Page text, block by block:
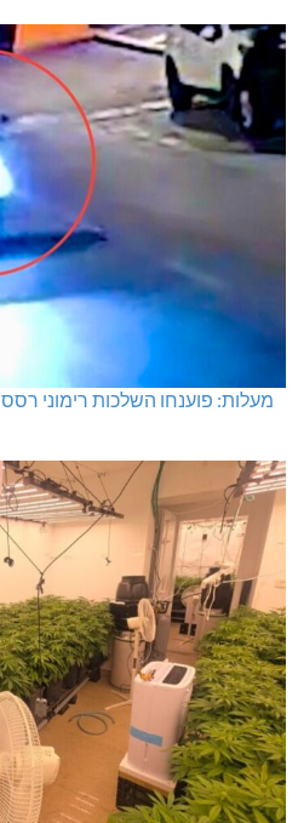
מעלות: פוענחו השלכות רימוני רסס